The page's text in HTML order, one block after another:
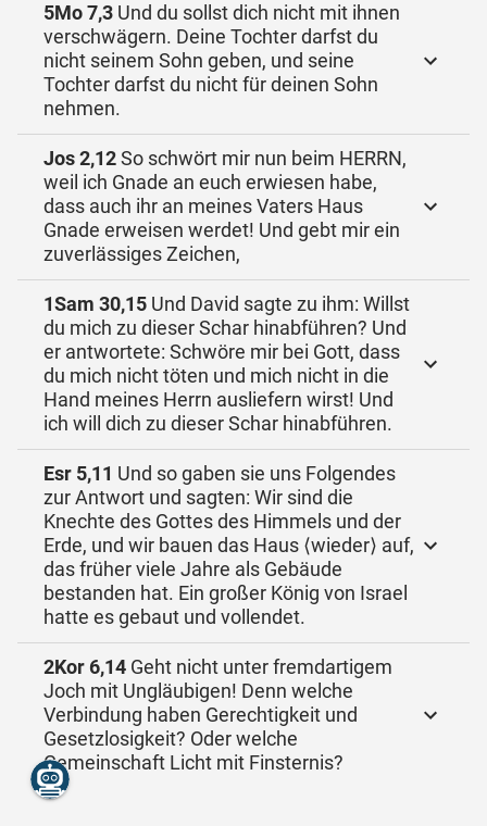
5Mo 7,3 Und du sollst dich nicht mit ihnen
verschwägern. Deine Tochter darfst du
nicht seinem Sohn geben, und seine
Tochter darfst du nicht für deinen Sohn
nehmen.
Jos 2,12So schwört mir nun beim HERRN,
weil ich Gnade an euch erwiesen habe,
dass auch ihr an meines Vaters Haus
Gnade erweisen werdet! Und gebt mir ein
zuverlässiges Zeichen,
1Sam 30,15 Und David sagte zu ihm: Willst
du mich zu dieser Schar hinabführen? Und
er antwortete: Schwöre mir bei Gott, dass
du mich nicht töten und mich nicht in die
Hand meines Herrn ausliefern wirst! Und
ich will dich zu dieser Schar hinabführen.
Esr 5,11 Und so gaben sie uns Folgendes
zur Antwort und sagten: Wir sind die
Knechte des Gottes des Himmels und der
Erde, und wir bauen das Haus ⟨wieder⟩ auf,
das früher viele Jahre als Gebäude
bestanden hat. Ein großer König von Israel
hatte es gebaut und vollendet.
2Kor 6,14 Geht nicht unter fremdartigem
Joch mit Ungläubigen! Denn welche
Verbindung haben Gerechtigkeit und
Gesetzlosigkeit? Oder welche
Gemeinschaft Licht mit Finsternis?